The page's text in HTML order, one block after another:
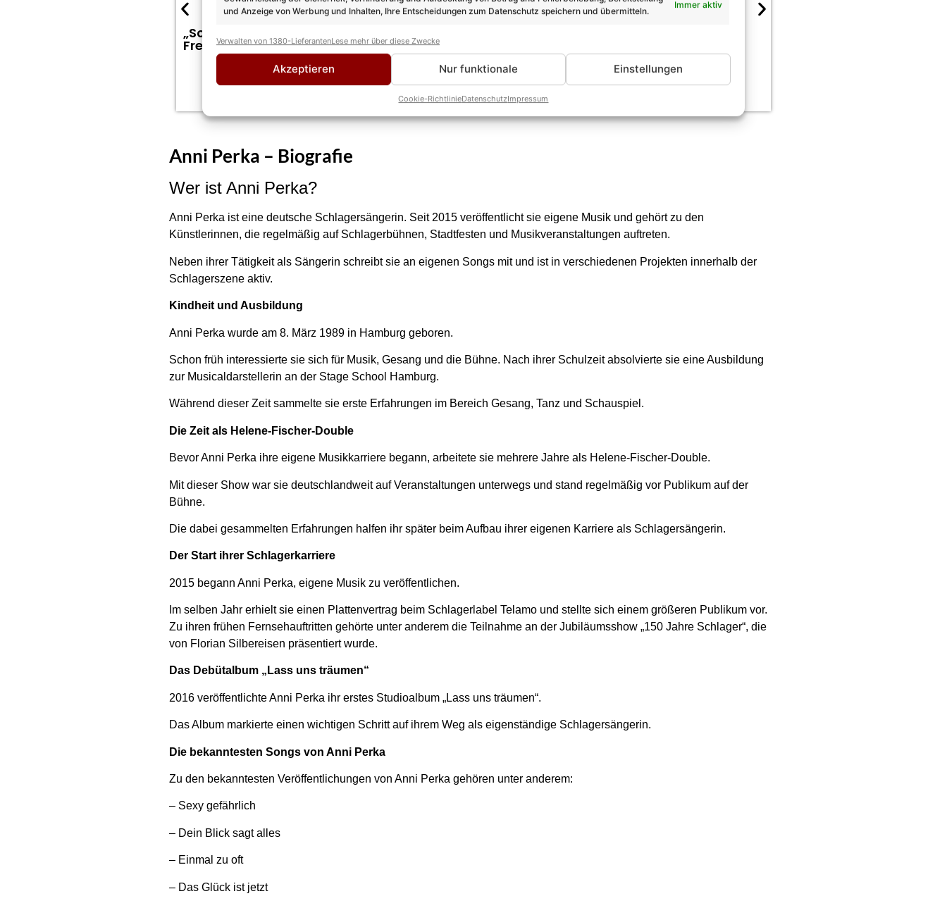
und Anzeige von Werbung und Inhalten, Ihre Entscheidungen zum Datenschutz speichern und übermitteln.
Immer aktiv
Verwalten von 1380-LieferantenLese mehr über diese Zwecke
Akzeptieren Nur funktionale Einstellungen
Cookie-RichtlinieDatenschutzImpressum
„Schlagernacht der Stars“: Veranstalter entschädigt Zuschauer mit Andrea Berg
Freikarten wegen dem Ausfall mehrerer Künstler
Anni Perka – Biografie
Wer ist Anni Perka?
Anni Perka ist eine deutsche Schlagersängerin. Seit 2015 veröffentlicht sie eigene Musik und gehört zu den
Künstlerinnen, die regelmäßig auf Schlagerbühnen, Stadtfesten und Musikveranstaltungen auftreten.
Neben ihrer Tätigkeit als Sängerin schreibt sie an eigenen Songs mit und ist in verschiedenen Projekten innerhalb der
Schlagerszene aktiv.
Kindheit und Ausbildung
Anni Perka wurde am 8. März 1989 in Hamburg geboren.
Schon früh interessierte sie sich für Musik, Gesang und die Bühne. Nach ihrer Schulzeit absolvierte sie eine Ausbildung
zur Musicaldarstellerin an der Stage School Hamburg.
Während dieser Zeit sammelte sie erste Erfahrungen im Bereich Gesang, Tanz und Schauspiel.
Die Zeit als Helene-Fischer-Double
Bevor Anni Perka ihre eigene Musikkarriere begann, arbeitete sie mehrere Jahre als Helene-Fischer-Double.
Mit dieser Show war sie deutschlandweit auf Veranstaltungen unterwegs und stand regelmäßig vor Publikum auf der
Bühne.
Die dabei gesammelten Erfahrungen halfen ihr später beim Aufbau ihrer eigenen Karriere als Schlagersängerin.
Der Start ihrer Schlagerkarriere
2015 begann Anni Perka, eigene Musik zu veröffentlichen.
Im selben Jahr erhielt sie einen Plattenvertrag beim Schlagerlabel Telamo und stellte sich einem größeren Publikum vor.
Zu ihren frühen Fernsehauftritten gehörte unter anderem die Teilnahme an der Jubiläumsshow „150 Jahre Schlager“, die
von Florian Silbereisen präsentiert wurde.
Das Debütalbum „Lass uns träumen“
2016 veröffentlichte Anni Perka ihr erstes Studioalbum „Lass uns träumen“.
Das Album markierte einen wichtigen Schritt auf ihrem Weg als eigenständige Schlagersängerin.
Die bekanntesten Songs von Anni Perka
Zu den bekanntesten Veröffentlichungen von Anni Perka gehören unter anderem:
– Sexy gefährlich
– Dein Blick sagt alles
– Einmal zu oft
– Das Glück ist jetzt